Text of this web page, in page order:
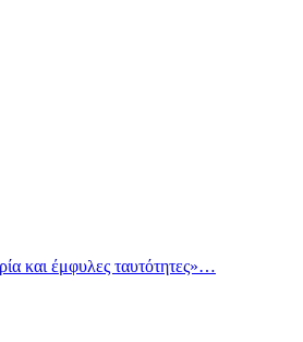
και έμφυλες ταυτότητες»…